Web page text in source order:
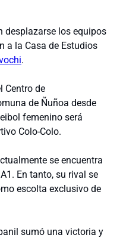
desplazarse los equipos
a la Casa de Estudios
.
Centro de
de Ñuñoa desde
femenino será
Colo-Colo.
se encuentra
En tanto, su rival se
escolta exclusivo de
sumó una victoria y